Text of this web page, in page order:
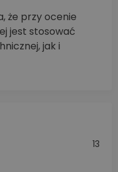
że przy ocenie
jest stosować
jak i
13